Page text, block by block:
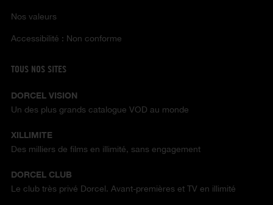
Nos valeurs
Accessibilité : Non conforme
TOUS NOS SITES
DORCEL VISION
Un des plus grands catalogue VOD au monde
XILLIMITE
Des milliers de films en illimité, sans engagement
DORCEL CLUB
Le club très privé Dorcel. Avant-premières et TV en illimité